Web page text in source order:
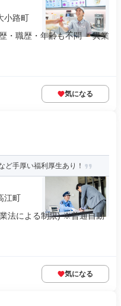
小路町
・職歴・年齢も不問 ＊異業
気になる
ど手厚い福利厚生あり！
江町
法による制限) ※普通自動
気になる